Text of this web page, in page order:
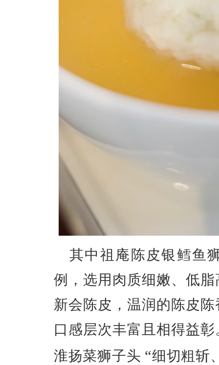
其中祖庵陈皮银鳕鱼
例，选用肉质细嫩、低
新会陈皮，温润的陈皮
口感层次丰富且相得益
淮扬菜狮子头 “细切粗斩